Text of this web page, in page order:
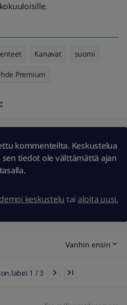
Kanavat suomi
Premium
kommenteilta. Keskustelua
tiedot ole välttämättä ajan
tasalla.
keskustelu tai aloita uusi.
Vanhin ensin
1 / 3